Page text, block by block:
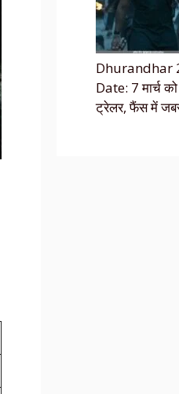
Dhurandhar
Date: 7 मार्च
ट्रेलर, फैंस में